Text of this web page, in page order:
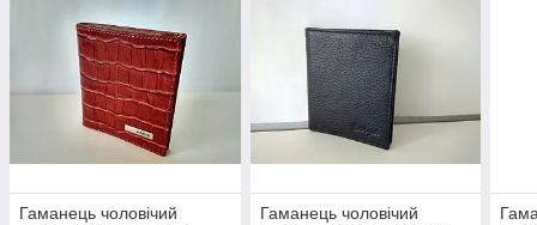
Гаманець чоловічий
Гаманець чоловічий